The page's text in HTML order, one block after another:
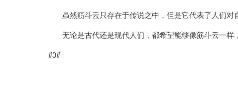
虽然筋斗云只存在于传说之中，但是它代表了人们对
无论是古代还是现代人们，都希望能够像筋斗云一样
#3#